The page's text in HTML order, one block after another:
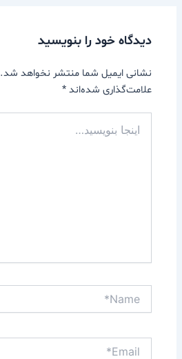
دیدگاه‌ خود را بنویسید
نشانی ایمیل شما منتشر نخواهد شد.
علامت‌گذاری شده‌اند*
بنویسید…